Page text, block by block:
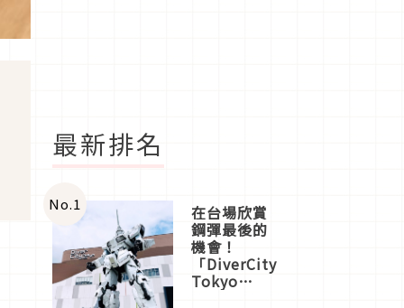
最新排名
No.1 在台場欣賞
鋼彈最後的
機會！
「DiverCity
Tokyo